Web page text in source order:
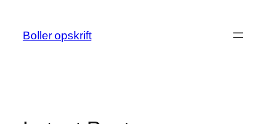
indhold
Boller opskrift